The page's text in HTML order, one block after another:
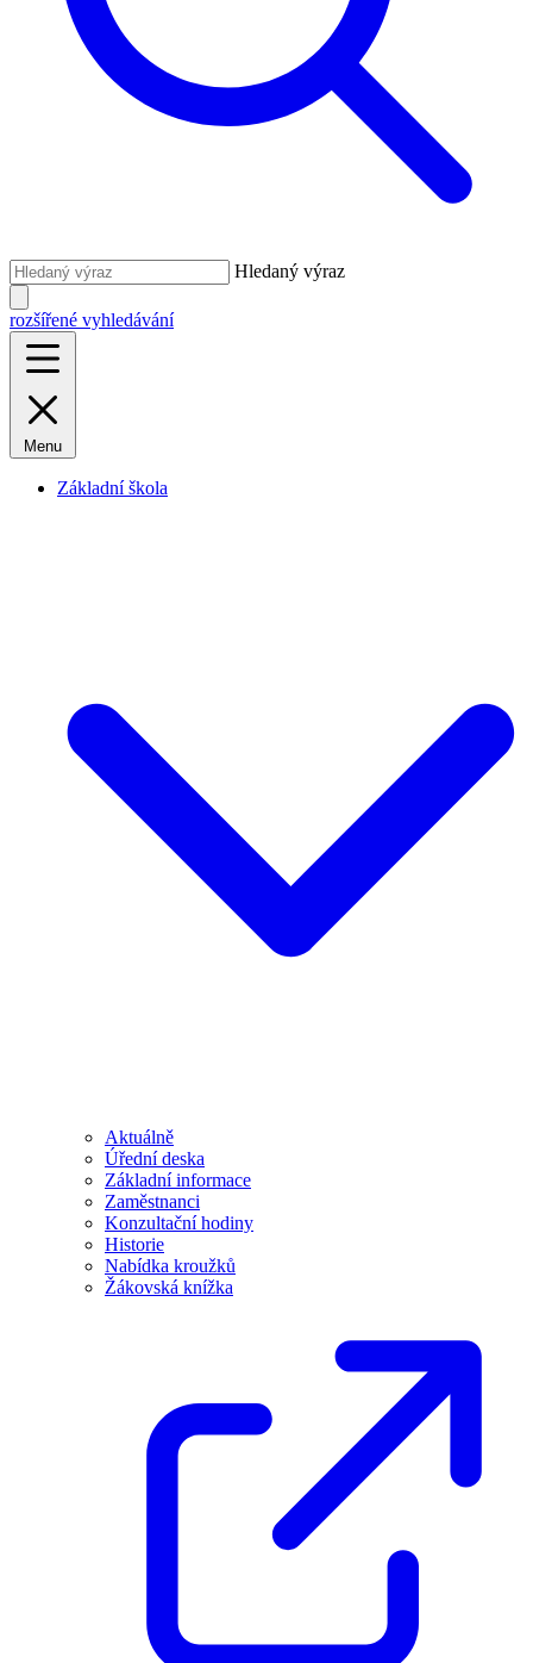
Hledaný výraz
rozšířené vyhledávání
Menu
Základní škola
Aktuálně
Úřední deska
Základní informace
Zaměstnanci
Konzultační hodiny
Historie
Nabídka kroužků
Žákovská knížka